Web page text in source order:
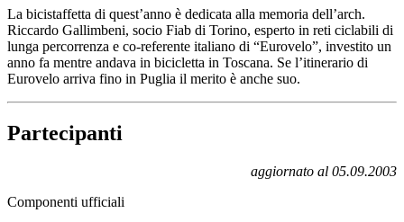
La bicistaffetta di quest’anno è dedicata alla memoria dell’arch.
Riccardo Gallimbeni, socio Fiab di Torino, esperto in reti ciclabili di
lunga percorrenza e co-referente italiano di “Eurovelo”, investito un
anno fa mentre andava in bicicletta in Toscana. Se l’itinerario di
Eurovelo arriva fino in Puglia il merito è anche suo.
Partecipanti
aggiornato al 05.09.2003
Componenti ufficiali